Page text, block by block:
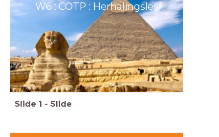
W6 : COTP : Herhalingsles
Slide 1 - Slide